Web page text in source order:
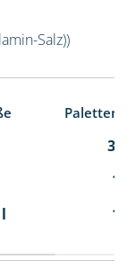
Salz))
32
1
1